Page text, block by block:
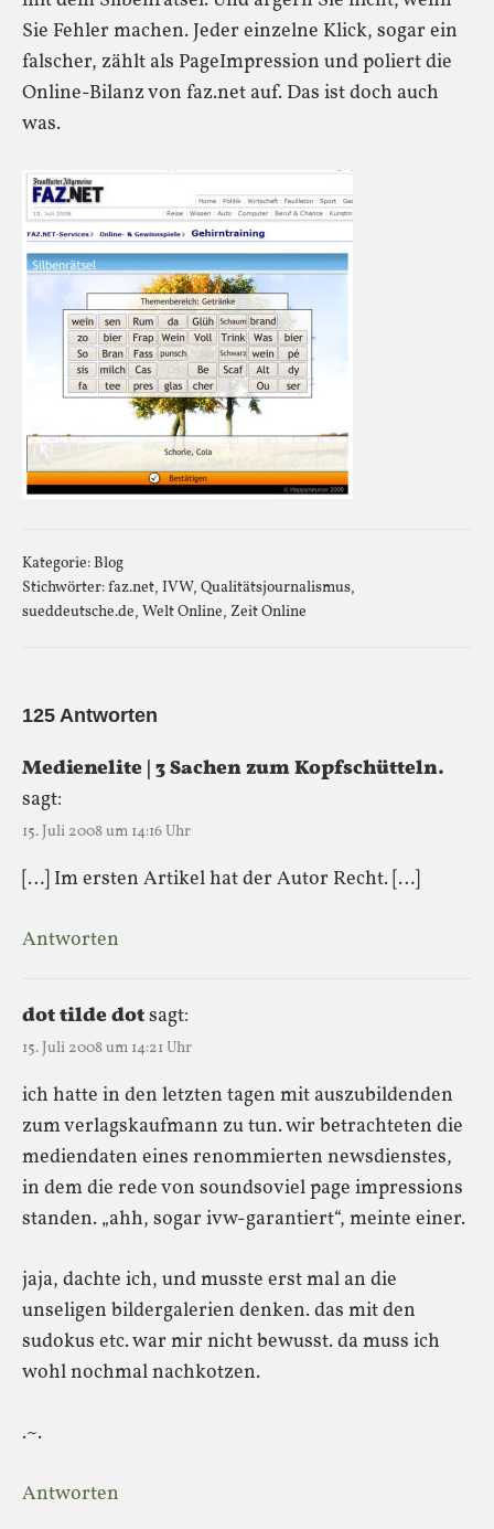
Sie Fehler machen. Jeder einzelne Klick, sogar ein
falscher, zählt als PageImpression und poliert die
Online-Bilanz von faz.net auf. Das ist doch auch
was.
Kategorie:Blog
Stichwörter:faz.net, IVW, Qualitätsjournalismus,
sueddeutsche.de, Welt Online, Zeit Online
125 Antworten
Medienelite | 3 Sachen zum Kopfschütteln.
sagt:
15. Juli 2008 um 14:16 Uhr
[…] Im ersten Artikel hat der Autor Recht. […]
Antworten
dot tilde dotsagt:
15. Juli 2008 um 14:21 Uhr
ich hatte in den letzten tagen mit auszubildenden
zum verlagskaufmann zu tun. wir betrachteten die
mediendaten eines renommierten newsdienstes,
in dem die rede von soundsoviel page impressions
standen. „ahh, sogar ivw-garantiert“, meinte einer.
jaja, dachte ich, und musste erst mal an die
unseligen bildergalerien denken. das mit den
sudokus etc. war mir nicht bewusst. da muss ich
wohl nochmal nachkotzen.
.~.
Antworten